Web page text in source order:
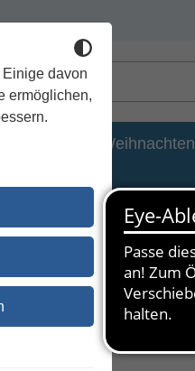
davon
ermöglichen,
Weihnachten
222
auf